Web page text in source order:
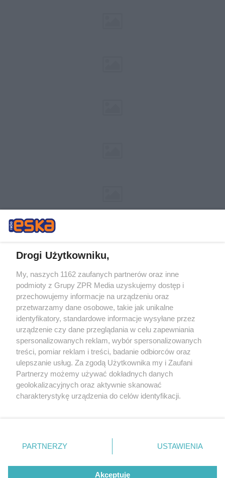
Żaden utwór zamieszczony w serwisie nie może być powielany i
rozpowszechniany lub dalej rozpowszechniany w jakikolwiek sposób (w
tym także elektroniczny lub mechaniczny) na jakimkolwiek polu
eksploatacji w jakiejkolwiek formie, włącznie z umieszczaniem w
Internecie bez pisemnej zgody właściciela praw. Jakiekolwiek użycie lub
wykorzystanie utworów w całości lub w części z naruszeniem prawa,
tzn. bez właściwej zgody, jest zabronione pod groźbą kary i może być
ścigane prawnie.
© 2026 Grupa ZPR Media
Drogi Użytkowniku,
My, naszych 1162 zaufanych partnerów oraz inne
podmioty z Grupy ZPR Media uzyskujemy dostęp i
przechowujemy informacje na urządzeniu oraz
przetwarzamy dane osobowe, takie jak unikalne
identyfikatory, standardowe informacje wysyłane przez
urządzenie czy dane przeglądania w celu zapewniania
spersonalizowanych reklam, wybór spersonalizowanych
treści, pomiar reklam i treści, badanie odbiorców oraz
ulepszanie usług. Za zgodą Użytkownika my i Zaufani
Partnerzy możemy używać dokładnych danych
geolokalizacyjnych oraz aktywnie skanować
charakterystykę urządzenia do celów identyfikacji.
zmienić/wycofać klikając przycisk ustawień prywatności
znajdujący się w lewym dolnym rogu strony
rodzaje przetwarzania danych nie wymagają zgody
użytkownika, ale masz prawo sprzeciwić się takiemu
PARTNERZY USTAWIENIA
Akceptuję